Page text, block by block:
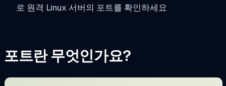
로 원격 Linux 서버의 포트를 확인하세요
포트란 무엇인가요?